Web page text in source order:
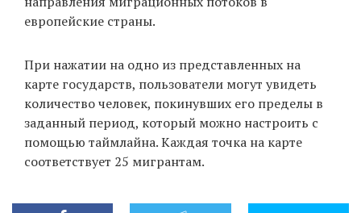
европейские страны.
При нажатии на одно из представленных на
карте государств, пользователи могут увидеть
количество человек, покинувших его пределы в
заданный период, который можно настроить с
помощью таймлайна. Каждая точка на карте
соответствует 25 мигрантам.